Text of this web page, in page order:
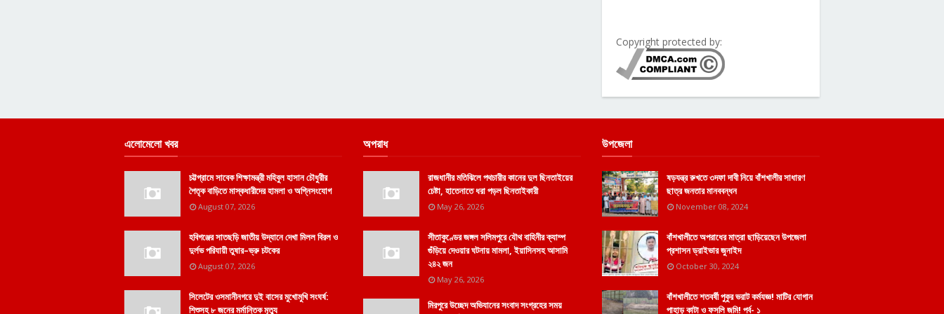
Copyright protected by:
এলোমেলো খবর
চট্টগ্রামে সাবেক শিক্ষামন্ত্রী মহিবুল হাসান চৌধুরীর
পৈতৃক বাড়িতে মাস্কধারীদের হামলা ও অগ্নিসংযোগ
August 07, 2026
হবিগঞ্জের সাতছড়ি জাতীয় উদ্যানে দেখা মিলল বিরল ও
দুর্লভ পরিযায়ী তুষার–ভ্রু চটকের
August 07, 2026
সিলেটের ওসমানীনগরে দুই বাসের মুখোমুখি সংঘর্ষ:
শিশুসহ ৮ জনের মর্মান্তিক মৃত্যু
অপরাধ
রাজধানীর মতিঝিলে পথচারীর কানের দুল ছিনতাইয়ের
চেষ্টা, হাতেনাতে ধরা পড়ল ছিনতাইকারী
May 26, 2026
সীতাকুণ্ডের জঙ্গল সলিমপুরে যৌথ বাহিনীর ক্যাম্প
গুঁড়িয়ে দেওয়ার ঘটনায় মামলা, ইয়াসিনসহ আসামি
২৪২ জন
May 26, 2026
মিরপুরে উচ্ছেদ অভিযানের সংবাদ সংগ্রহের সময়
উপজেলা
ষড়যন্ত্র রুখতে ৩দফা দাবী নিয়ে বাঁশখালীর সাধারণ
ছাত্র জনতার মানববন্ধন
November 08, 2024
বাঁশখালীতে অপরাধের মাত্রা ছাড়িয়েছেন উপজেলা
প্রশাসন ড্রাইভার জুনাইদ
October 30, 2024
বাঁশখালীতে শতবর্ষী পুকুর ভরাট কর্মযজ্ঞ! মাটির যোগান
পাহাড় কাটা ও ফসলি জমি! পর্ব- ১